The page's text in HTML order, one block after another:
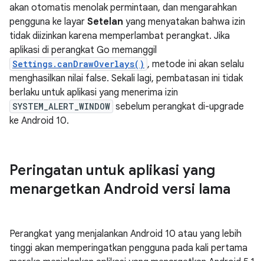
akan otomatis menolak permintaan, dan mengarahkan
pengguna ke layar Setelan yang menyatakan bahwa izin
tidak diizinkan karena memperlambat perangkat. Jika
aplikasi di perangkat Go memanggil
Settings.canDrawOverlays() , metode ini akan selalu
menghasilkan nilai false. Sekali lagi, pembatasan ini tidak
berlaku untuk aplikasi yang menerima izin
SYSTEM_ALERT_WINDOW sebelum perangkat di-upgrade
ke Android 10.
Peringatan untuk aplikasi yang
menargetkan Android versi lama
Perangkat yang menjalankan Android 10 atau yang lebih
tinggi akan memperingatkan pengguna pada kali pertama